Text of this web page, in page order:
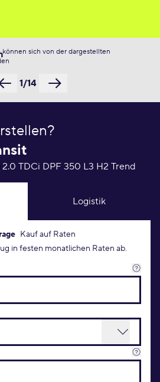
sich von der dargestellten
1/14
2.0 TDCi DPF 350 L3 H2 Trend
Logistik
Konditionen
Kauf auf Raten
in festen monatlichen Raten ab.